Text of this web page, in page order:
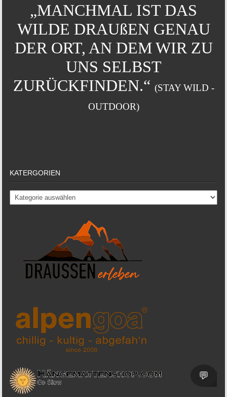
💬
„MANCHMAL IST DAS
WILDE DRAUßEN GENAU
DER ORT, AN DEM WIR ZU
UNS SELBST
ZURÜCKFINDEN.“ (STAY WILD -
OUTDOOR)
KATERGORIEN
Katergorien